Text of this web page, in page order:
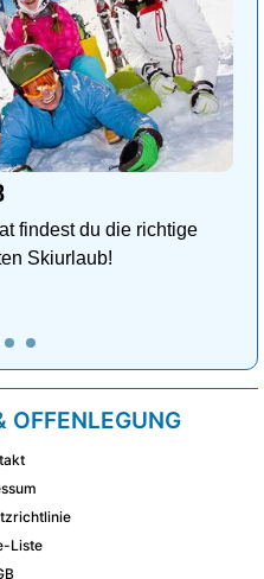
findest du die richtige
Skiurlaub!
OFFENLEGUNG
Liste